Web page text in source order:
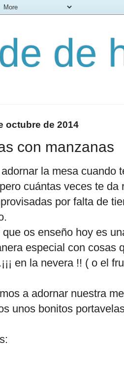
de
octubre de 2014
con manzanas
la mesa cuando
cuántas veces te
por falta de
os enseño hoy es
especial con cosas
en la nevera !! ( o el
a adornar nuestra
unos bonitos